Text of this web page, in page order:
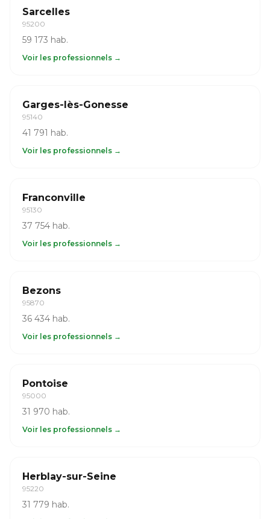
Sarcelles
95200
59 173 hab.
Voir les professionnels →
Garges-lès-Gonesse
95140
41 791 hab.
Voir les professionnels →
Franconville
95130
37 754 hab.
Voir les professionnels →
Bezons
95870
36 434 hab.
Voir les professionnels →
Pontoise
95000
31 970 hab.
Voir les professionnels →
Herblay-sur-Seine
95220
31 779 hab.